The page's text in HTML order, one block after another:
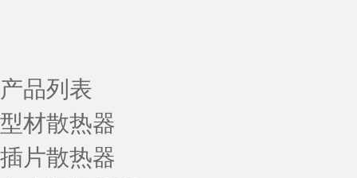
产品列表
型材散热器
插片散热器